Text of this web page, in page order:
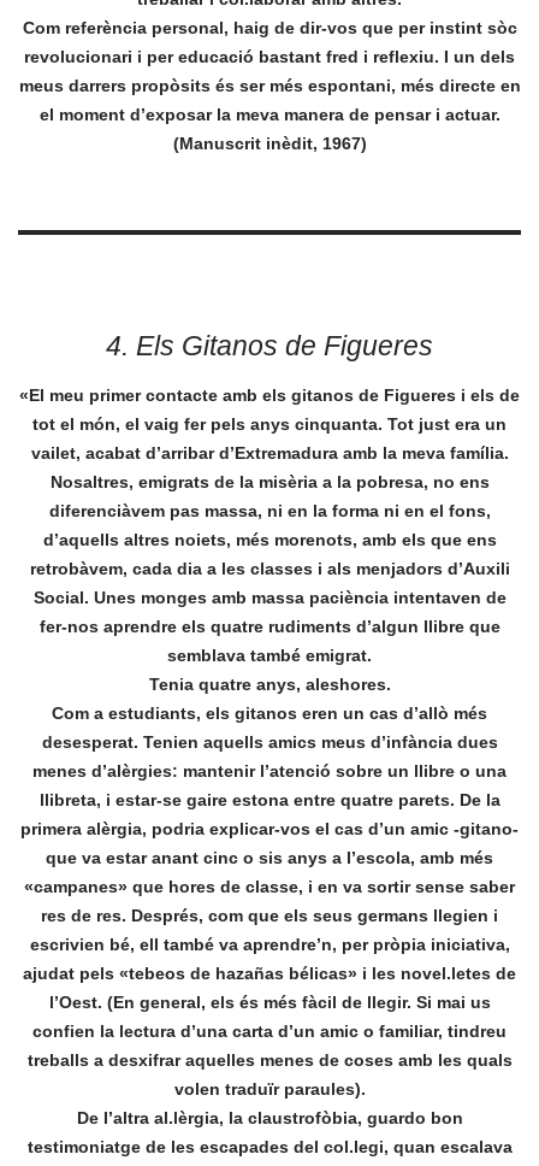
Com referència personal, haig de dir-vos que per instint sòc
revolucionari i per educació bastant fred i reflexiu. I un dels
meus darrers propòsits és ser més espontani, més directe en
el moment d’exposar la meva manera de pensar i actuar.
(Manuscrit inèdit, 1967)
4. Els Gitanos de Figueres
«El meu primer contacte amb els gitanos de Figueres i els de
tot el món, el vaig fer pels anys cinquanta. Tot just era un
vailet, acabat d’arribar d’Extremadura amb la meva família.
Nosaltres, emigrats de la misèria a la pobresa, no ens
diferenciàvem pas massa, ni en la forma ni en el fons,
d’aquells altres noiets, més morenots, amb els que ens
retrobàvem, cada dia a les classes i als menjadors d’Auxili
Social. Unes monges amb massa paciència intentaven de
fer-nos aprendre els quatre rudiments d’algun llibre que
semblava també emigrat.
Tenia quatre anys, aleshores.
Com a estudiants, els gitanos eren un cas d’allò més
desesperat. Tenien aquells amics meus d’infància dues
menes d’alèrgies: mantenir l’atenció sobre un llibre o una
llibreta, i estar-se gaire estona entre quatre parets. De la
primera alèrgia, podria explicar-vos el cas d’un amic -gitano-
que va estar anant cinc o sis anys a l’escola, amb més
«campanes» que hores de classe, i en va sortir sense saber
res de res. Després, com que els seus germans llegien i
escrivien bé, ell també va aprendre’n, per pròpia iniciativa,
ajudat pels «tebeos de hazañas bélicas» i les novel.letes de
l’Oest. (En general, els és més fàcil de llegir. Si mai us
confien la lectura d’una carta d’un amic o familiar, tindreu
treballs a desxifrar aquelles menes de coses amb les quals
volen traduïr paraules).
De l’altra al.lèrgia, la claustrofòbia, guardo bon
testimoniatge de les escapades del col.legi, quan escalava